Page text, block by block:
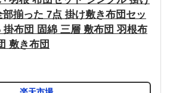
揃った 7点 掛け敷き布団セッ
掛布団 固綿 三層 敷布団 羽根布
敷き布団